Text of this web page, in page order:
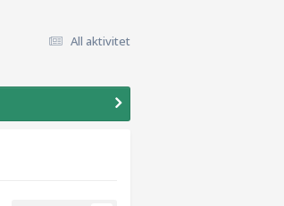
All aktivitet